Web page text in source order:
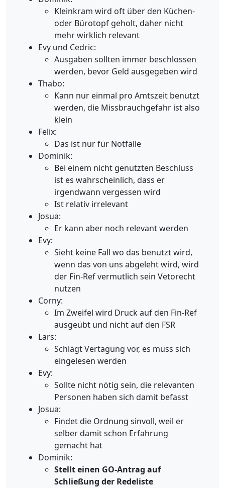
Kleinkram wird oft über den Küchen-
oder Bürotopf geholt, daher nicht
mehr wirklich relevant
Evy und Cedric:
Ausgaben sollten immer beschlossen
werden, bevor Geld ausgegeben wird
Thabo:
Kann nur einmal pro Amtszeit benutzt
werden, die Missbrauchgefahr ist also
klein
Felix:
Das ist nur für Notfälle
Dominik:
Bei einem nicht genutzten Beschluss
ist es wahrscheinlich, dass er
irgendwann vergessen wird
Ist relativ irrelevant
Josua:
Er kann aber noch relevant werden
Evy:
Sieht keine Fall wo das benutzt wird,
wenn das von uns abgeleht wird, wird
der Fin-Ref vermutlich sein Vetorecht
nutzen
Corny:
Im Zweifel wird Druck auf den Fin-Ref
ausgeübt und nicht auf den FSR
Lars:
Schlägt Vertagung vor, es muss sich
eingelesen werden
Evy:
Sollte nicht nötig sein, die relevanten
Personen haben sich damit befasst
Josua:
Findet die Ordnung sinvoll, weil er
selber damit schon Erfahrung
gemacht hat
Dominik:
Stellt einen GO-Antrag auf
Schließung der Redeliste